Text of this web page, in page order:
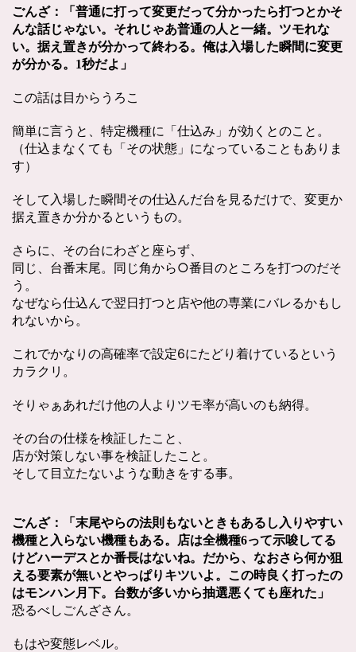
ごんざ：「普通に打って変更だって分かったら打つとかそ
んな話じゃない。 それじゃあ普通の人と一緒。ツモれな
い。据え置きが分かって終わる。 俺は入場した瞬間に変更
が分かる。1秒だよ」
この話は目からうろこ
簡単に言うと、特定機種に「仕込み」が効くとのこと。
（仕込まなくても「その状態」になっていることもありま
す）
そして入場した瞬間その仕込んだ台を見るだけで、変更か
据え置きか分かるというもの。
さらに、その台にわざと座らず、
同じ、台番末尾。同じ角から○番目のところを打つのだそ
う。
なぜなら仕込んで翌日打つと店や他の専業にバレるかもし
れないから。
これでかなりの高確率で設定6にたどり着けているという
カラクリ。
そりゃぁあれだけ他の人よりツモ率が高いのも納得。
その台の仕様を検証したこと、
店が対策しない事を検証したこと。
そして目立たないような動きをする事。
ごんざ：「末尾やらの法則もないときもあるし入りやすい
機種と入らない機種もある。
店は全機種6って示唆してる
けどハーデスとか番長はないね。 だから、なおさら何か狙
える要素が無いとやっぱりキツいよ。
この時良く打ったの
はモンハン月下。台数が多いから抽選悪くても座れた」
恐るべしごんざさん。
もはや変態レベル。